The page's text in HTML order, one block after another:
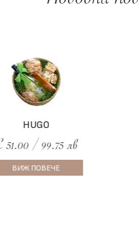
HUGO
/ 99.75 лв
ВИЖ ПОВЕЧЕ